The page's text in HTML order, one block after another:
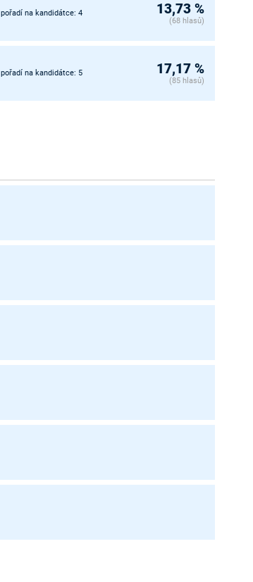
pořadí na kandidátce: 4 13,73 %
(68 hlasů)
pořadí na kandidátce: 5 17,17 %
(85 hlasů)